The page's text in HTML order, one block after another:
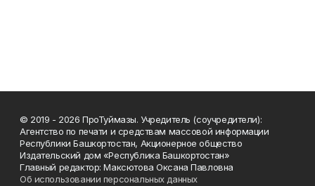
© 2019 - 2026 ПроТуймазы. Учредитель (соучредители):
Агентство по печати и средствам массовой информации
Республики Башкортостан, Акционерное общество
Издательский дом «Республика Башкортостан»
Главный редактор: Максютова Оксана Павловна
Об использовании персональных данных